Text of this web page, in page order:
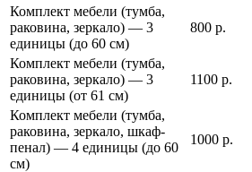
Комплект мебели (тумба,
раковина, зеркало) — 3
единицы (до 60 см)
800 р.
Комплект мебели (тумба,
раковина, зеркало) — 3
единицы (от 61 см)
1100 р.
Комплект мебели (тумба,
раковина, зеркало, шкаф-
пенал) — 4 единицы (до 60
см)
1000 р.